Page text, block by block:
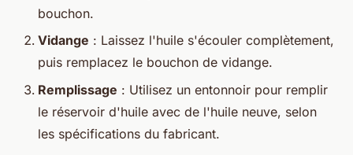
bouchon.
Vidange : Laissez l'huile s'écouler complètement,
puis remplacez le bouchon de vidange.
Remplissage : Utilisez un entonnoir pour remplir
le réservoir d'huile avec de l'huile neuve, selon
les spécifications du fabricant.